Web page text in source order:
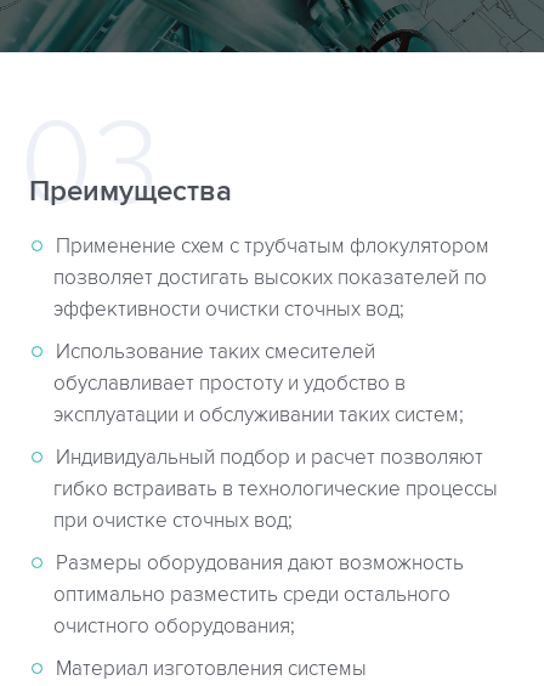
Преимущества
Применение схем с трубчатым флокулятором
позволяет достигать высоких показателей по
эффективности очистки сточных вод;
Использование таких смесителей
обуславливает простоту и удобство в
эксплуатации и обслуживании таких систем;
Индивидуальный подбор и расчет позволяют
гибко встраивать в технологические процессы
при очистке сточных вод;
Размеры оборудования дают возможность
оптимально разместить среди остального
очистного оборудования;
Материал изготовления системы